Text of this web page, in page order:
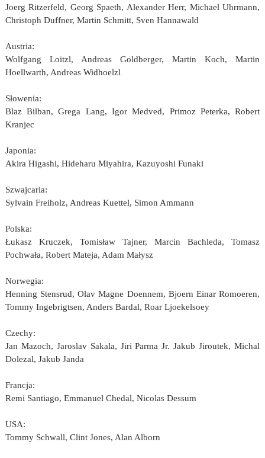
Joerg Ritzerfeld, Georg Spaeth, Alexander Herr, Michael Uhrmann,
Christoph Duffner, Martin Schmitt, Sven Hannawald
Austria:
Wolfgang Loitzl, Andreas Goldberger, Martin Koch, Martin
Hoellwarth, Andreas Widhoelzl
Słowenia:
Blaz Bilban, Grega Lang, Igor Medved, Primoz Peterka, Robert
Kranjec
Japonia:
Akira Higashi, Hideharu Miyahira, Kazuyoshi Funaki
Szwajcaria:
Sylvain Freiholz, Andreas Kuettel, Simon Ammann
Polska:
Łukasz Kruczek, Tomisław Tajner, Marcin Bachleda, Tomasz
Pochwała, Robert Mateja, Adam Małysz
Norwegia:
Henning Stensrud, Olav Magne Doennem, Bjoern Einar Romoeren,
Tommy Ingebrigtsen, Anders Bardal, Roar Ljoekelsoey
Czechy:
Jan Mazoch, Jaroslav Sakala, Jiri Parma Jr. Jakub Jiroutek, Michal
Dolezal, Jakub Janda
Francja:
Remi Santiago, Emmanuel Chedal, Nicolas Dessum
USA:
Tommy Schwall, Clint Jones, Alan Alborn